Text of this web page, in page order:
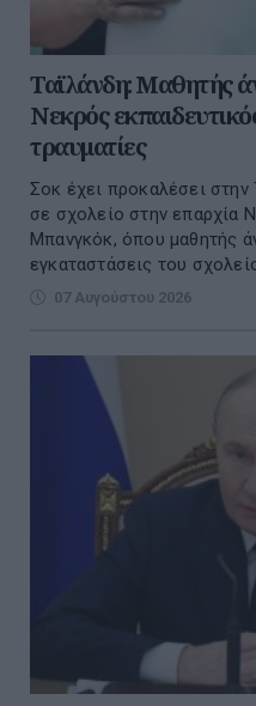
Ταϊλάνδη: Μαθητής
Νεκρός
τραυματίες
Σοκ έχει προκαλέσει
σε σχολείο στην επαρχία
Μπανγκόκ, όπου μαθητής
εγκαταστάσεις του
07 Αυγούστου 2026